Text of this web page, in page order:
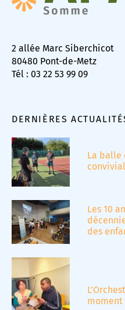
2 allée Marc Siberchicot
80480 Pont-de-Metz
Tél : 03 22 53 99 09
DERNIÈRES
La balle
Les 10
des